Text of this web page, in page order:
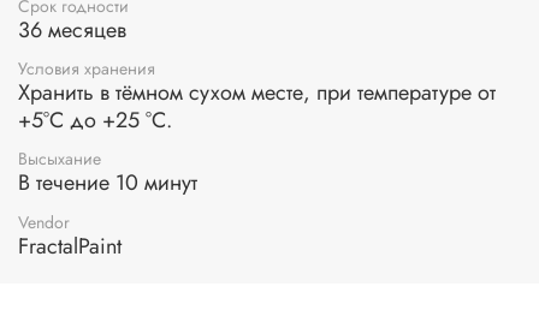
Срок годности
36 месяцев
Условия хранения
Хранить в тёмном сухом месте, при температуре от
+5°С до +25 °С.
Высыхание
В течение 10 минут
Vendor
FractalPaint